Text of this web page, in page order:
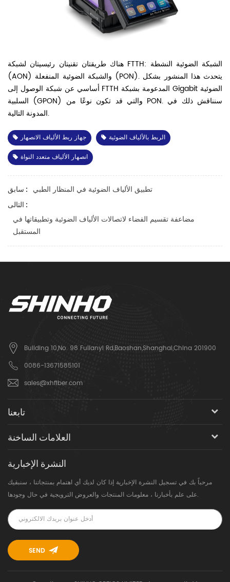
هناك طريقتان تقنيتان رئيسيتان لشبكة FTTH: الشبكة الضوئية النشطة
(AON) والشبكة الضوئية المنفعلة (PON). يتحدث هذا المنشور بشكل
أساسي عن شبكة الوصول إلى FTTH المدعومة بشبكة Gigabit الضوئية
السلبية (GPON) والتي قد تكون نوعًا من PON. سنناقش ذلك في
المدونة التالية.
جهاز ربط الألياف الانصهار
الربط بالألياف الضوئية
انصهار الألياف متعدد النواة
سابق : تطبيق الألياف الضوئية في المنظار الطبي
التالى :
مضاعفة تقسيم الفضاء لاتصالات الألياف الضوئية وتطبيقاتها في
المستقبل
Building 10,No. 98 Fulianyi Rd,Baoshan,Shanghai,China 201900
0086-13671585101
sales@xhfiber.com
تابعنا
العلامات الساخنة
النشرة الإخبارية
مرحباً بك في تسجيل النشرة الإخبارية إذا كان لديك أي اهتمام بمنتجاتنا ، سنبقيك
على علم بأخبارنا ، معلومات المنتجات والعروض الترويجية في حال وجودها.